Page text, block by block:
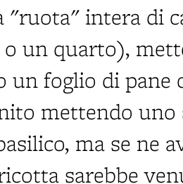
"ruota" intera di
o un quarto),
un foglio di pane
mettendo
ma se ne
sarebbe